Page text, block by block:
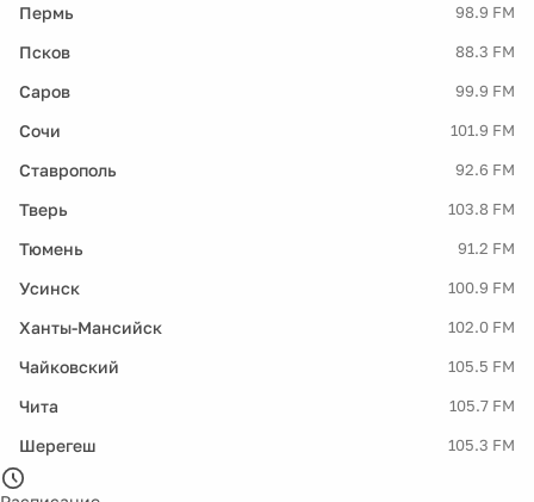
Пермь 98.9 FM
Псков 88.3 FM
Саров 99.9 FM
Сочи 101.9 FM
Ставрополь 92.6 FM
Тверь 103.8 FM
Тюмень 91.2 FM
Усинск 100.9 FM
Ханты-Мансийск 102.0 FM
Чайковский 105.5 FM
Чита 105.7 FM
Шерегеш 105.3 FM